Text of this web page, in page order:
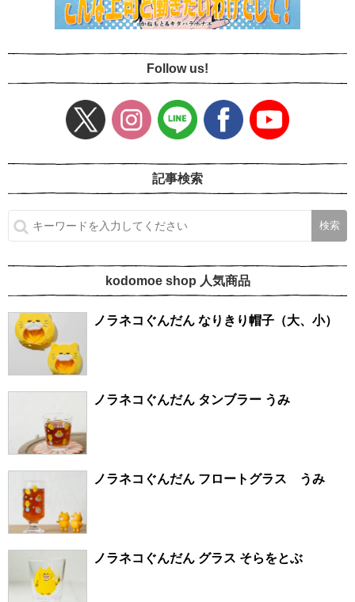
Follow us!
記事検索
kodomoe shop 人気商品
ノラネコぐんだん なりきり帽子（大、小）
ノラネコぐんだん タンブラー うみ
ノラネコぐんだん フロートグラス うみ
ノラネコぐんだん グラス そらをとぶ